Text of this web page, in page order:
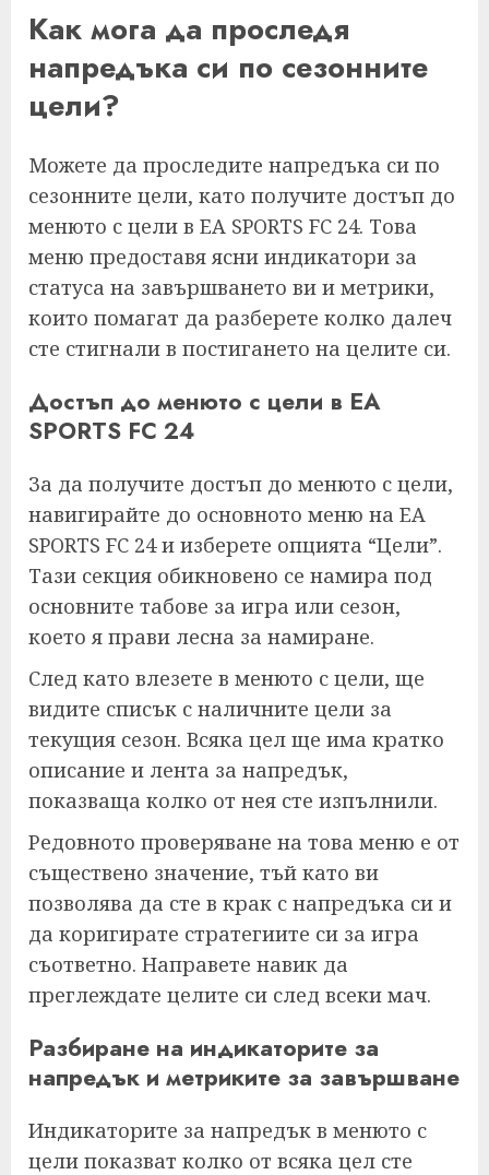
Как мога да проследя
напредъка си по сезонните
цели?
Можете да проследите напредъка си по
сезонните цели, като получите достъп до
менюто с цели в EA SPORTS FC 24. Това
меню предоставя ясни индикатори за
статуса на завършването ви и метрики,
които помагат да разберете колко далеч
сте стигнали в постигането на целите си.
Достъп до менюто с цели в EA
SPORTS FC 24
За да получите достъп до менюто с цели,
навигирайте до основното меню на EA
SPORTS FC 24 и изберете опцията “Цели”.
Тази секция обикновено се намира под
основните табове за игра или сезон,
което я прави лесна за намиране.
След като влезете в менюто с цели, ще
видите списък с наличните цели за
текущия сезон. Всяка цел ще има кратко
описание и лента за напредък,
показваща колко от нея сте изпълнили.
Редовното проверяване на това меню е от
съществено значение, тъй като ви
позволява да сте в крак с напредъка си и
да коригирате стратегиите си за игра
съответно. Направете навик да
преглеждате целите си след всеки мач.
Разбиране на индикаторите за
напредък и метриките за завършване
Индикаторите за напредък в менюто с
цели показват колко от всяка цел сте